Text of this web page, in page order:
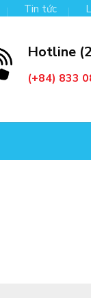
Tin tức
Hotline
(+84) 833